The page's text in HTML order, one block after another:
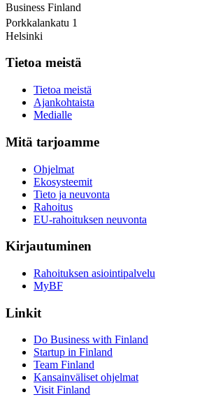
Business Finland
Porkkalankatu 1
Helsinki
Tietoa meistä
Tietoa meistä
Ajankohtaista
Medialle
Mitä tarjoamme
Ohjelmat
Ekosysteemit
Tieto ja neuvonta
Rahoitus
EU-rahoituksen neuvonta
Kirjautuminen
Rahoituksen asiointipalvelu
MyBF
Linkit
Do Business with Finland
Startup in Finland
Team Finland
Kansainväliset ohjelmat
Visit Finland